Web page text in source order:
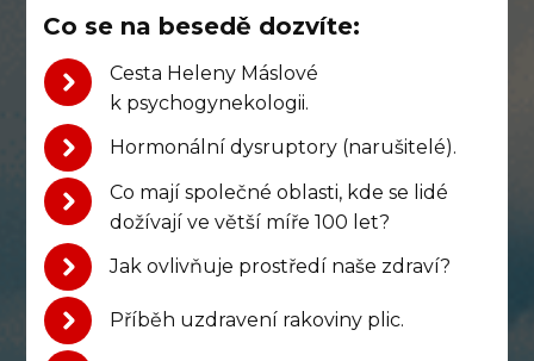
Co se na besedě dozvíte:
Cesta Heleny Máslové
k psychogynekologii.
Hormonální dysruptory (narušitelé).
Co mají společné oblasti, kde se lidé
dožívají ve větší míře 100 let?
Jak ovlivňuje prostředí naše zdraví?
Příběh uzdravení rakoviny plic.